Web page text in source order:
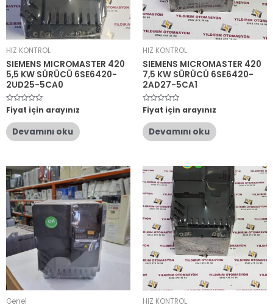
HIZ KONTROL
SIEMENS MICROMASTER 420
5,5 KW SÜRÜCÜ 6SE6420-
2UD25-5CA0
5
üzerinden
oy
aldı
Fiyat için arayınız
Devamını oku
HIZ KONTROL
SIEMENS MICROMASTER 420
7,5 KW SÜRÜCÜ 6SE6420-
2AD27-5CA1
5
üzerinden
oy
aldı
Fiyat için arayınız
Devamını oku
Genel HIZ KONTROL